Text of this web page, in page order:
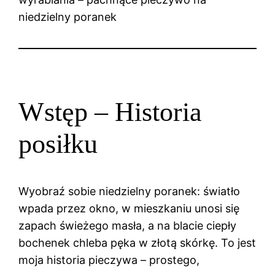
Wstęp – Historia
posiłku
Wyobraź sobie niedzielny poranek: światło
wpada przez okno, w mieszkaniu unosi się
zapach świeżego masła, a na blacie ciepły
bochenek chleba pęka w złotą skórkę. To jest
moja historia pieczywa – prostego,